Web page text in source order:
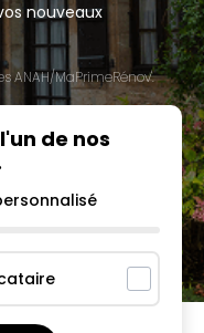
nouveaux
ANAH/MaPrimeRénov'.
de nos